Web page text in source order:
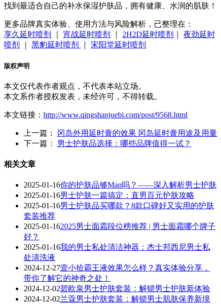
找到最适合自己的补水保湿护肤品，拥有健康、水润的肌肤！
更多品牌真实体验、使用方法与风险解析，已整理在：
享久延时喷剂
宵战延时喷剂 2H2D延时喷剂
夜劲延时
喷剂
黑豹延时喷剂 宋阳堂延时喷剂
版权声明
本文仅代表作者观点，不代表本站立场。
本文系作者授权发表，未经许可，不得转载。
本文链接： http://www.qingshanjuebi.com/post/9568.html
上一篇：
冈岛外用延时膏的效果 冈岛延时膏用途及用量
下一篇： 男士护肤品选择：哪些品牌值得一试？
相关文章
2025-01-16你的护肤品够Man吗？——深入解析男士护肤
2025-01-16男士护肤一篇搞定：直男百元护肤攻略
2025-01-16男士护肤品买哪款？8款口碑好又实用的护肤
套装推荐
2025-01-162025男士面霜段位榜推荐 | 男士面霜哪个牌子
好？
2025-01-16我的男士私处清洁神器：杰士邦西尼男士私
处清洗液
2024-12-27壹小拾霸王液效果怎么样？真实体验分享，
带你了解它的神奇之处！
2024-12-02碧欧泉男士护肤套装：解锁男士护肤新体验
2024-12-02兰蔻男士护肤套装：解锁男士肌肤保养新境